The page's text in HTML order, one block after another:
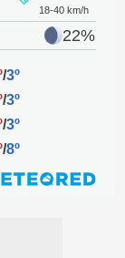
18-40 km/h
22%
/3º
/3º
/3º
/8º